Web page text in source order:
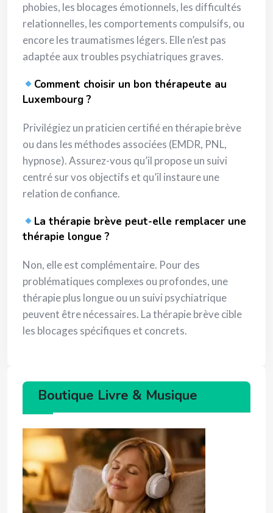
phobies, les blocages émotionnels, les difficultés
relationnelles, les comportements compulsifs, ou
encore les traumatismes légers. Elle n’est pas
adaptée aux troubles psychiatriques graves.
Comment choisir un bon thérapeute au
Luxembourg ?
Privilégiez un praticien certifié en thérapie brève
ou dans les méthodes associées (EMDR, PNL,
hypnose). Assurez-vous qu’il propose un suivi
centré sur vos objectifs et qu’il instaure une
relation de confiance.
La thérapie brève peut-elle remplacer une
thérapie longue ?
Non, elle est complémentaire. Pour des
problématiques complexes ou profondes, une
thérapie plus longue ou un suivi psychiatrique
peuvent être nécessaires. La thérapie brève cible
les blocages spécifiques et concrets.
Boutique Livre & Musique